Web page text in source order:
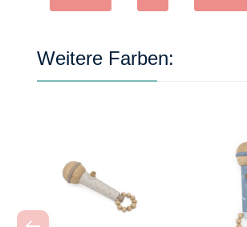
Ros
Produktgalerie überspringen
Weitere Farben: